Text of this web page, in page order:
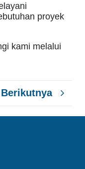
proyek
kami melalui